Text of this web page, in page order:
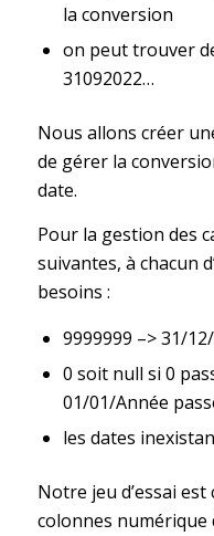
la conversion
on peut trouver
31092022…
Nous allons créer
de gérer la
date.
Pour la gestion des
suivantes, à chacun
besoins :
9999999 –> 31/
0 soit null si 0
01/01/Année
les dates
Notre jeu d’essai est
colonnes numérique